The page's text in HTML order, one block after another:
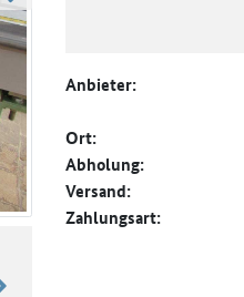
Anbieter:
Ort:
Abholung:
Versand:
Zahlungsart: